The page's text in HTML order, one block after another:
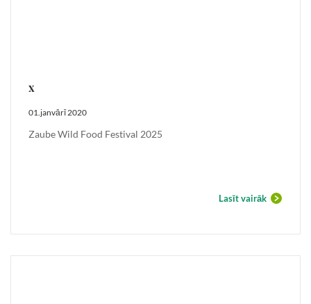
x
01.janvārī 2020
Zaube Wild Food Festival 2025
Lasīt vairāk